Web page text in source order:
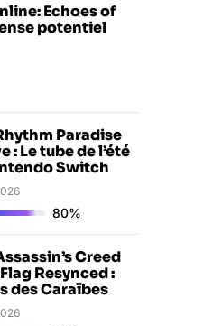
Echoes of
potentiel
Paradise
: Le tube de l’été
Switch
80%
Creed
Resynced :
des Caraïbes